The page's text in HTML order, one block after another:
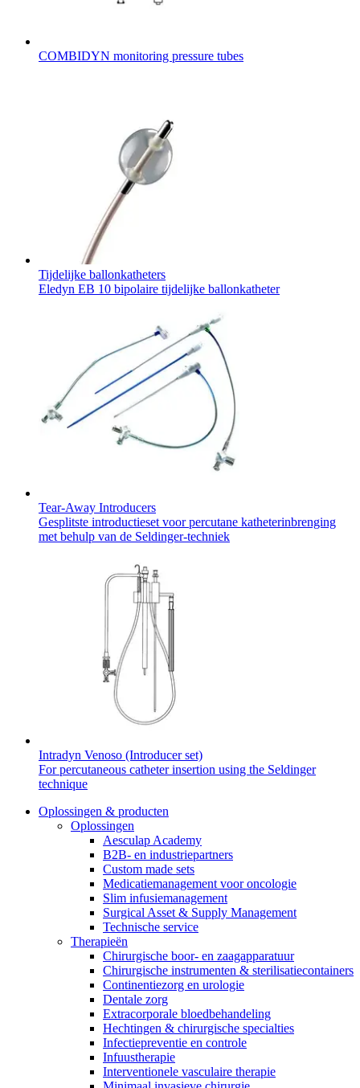
COMBIDYN monitoring pressure tubes
Tijdelijke ballonkatheters
Eledyn EB 10 bipolaire tijdelijke ballonkatheter
Tear-Away Introducers
Gesplitste introductieset voor percutane katheterinbrenging
met behulp van de Seldinger-techniek
Intradyn Venoso (Introducer set)
For percutaneous catheter insertion using the Seldinger
technique
Oplossingen & producten
Oplossingen
Aesculap Academy
B2B- en industriepartners
Custom made sets
Medicatiemanagement voor oncologie
Slim infusiemanagement
Surgical Asset & Supply Management
Technische service
Therapieën
Chirurgische boor- en zaagapparatuur
Chirurgische instrumenten & sterilisatiecontainers
Continentiezorg en urologie
Dentale zorg
Extracorporale bloedbehandeling
Hechtingen & chirurgische specialties
Infectiepreventie en controle
Infuustherapie
Interventionele vasculaire therapie